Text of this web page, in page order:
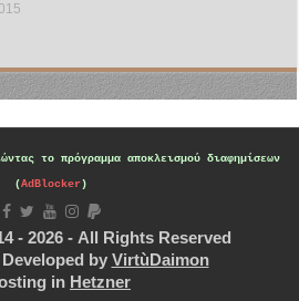
το πρόγραμμα αποκλεισμού διαφημίσεων
(AdBlocker)
- 2026 - All Rights Reserved
by VirtùDaimon
in Hetzner